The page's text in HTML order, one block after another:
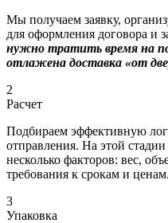
Мы получаем заявку,
для оформления договора и
нужно тратить время на
отлажена доставка «от
2
Расчет
Подбираем эффективную
отправления. На этой
несколько факторов: вес,
требования к срокам и ценам.
3
Упаковка